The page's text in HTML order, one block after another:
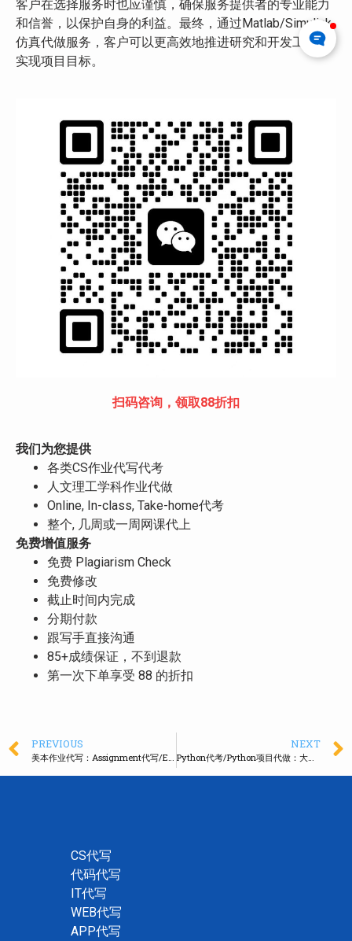
客户在选择服务时也应谨慎，确保服务提供者的专业能力
和信誉，以保护自身的利益。最终，通过Matlab/Simulink
仿真代做服务，客户可以更高效地推进研究和开发工作，
实现项目目标。
扫码咨询，领取88折扣
我们为您提供
各类CS作业代写代考
人文理工学科作业代做
Online, In-class, Take-home代考
整个, 几周或一周网课代上
免费增值服务
免费 Plagiarism Check
免费修改
截止时间内完成
分期付款
跟写手直接沟通
85+成绩保证，不到退款
第一次下单享受 88 的折扣
PREVIOUS NEXT
Python代考/Python项目代做：大厂程序员实力，按时交付
CS代写
代码代写
IT代写
WEB代写
APP代写